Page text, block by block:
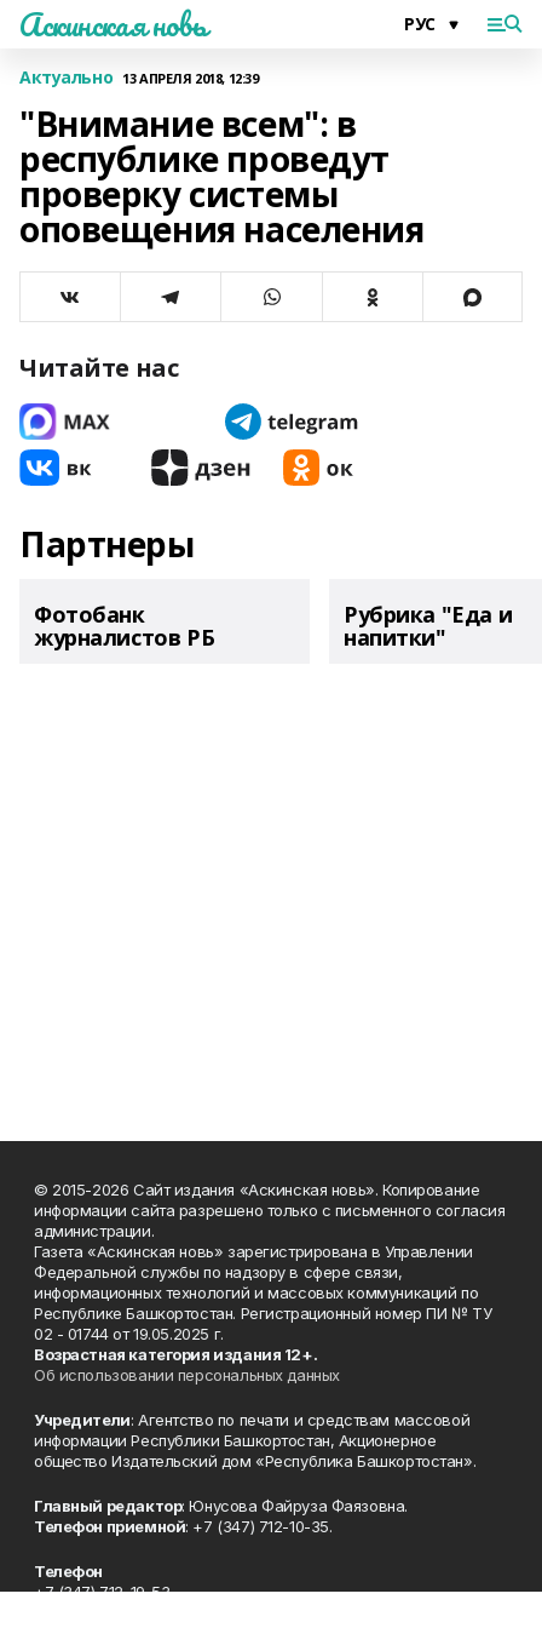
Аскинская новь
Актуально 13 АПРЕЛЯ 2018, 12:39
"Внимание всем": в
республике проведут
проверку системы
оповещения населения
Читайте нас
Партнеры
Фотобанк
журналистов РБ
Рубрика "Еда и
напитки"
© 2015-2026 Сайт издания «Аскинская новь». Копирование
информации сайта разрешено только с письменного согласия
администрации.
Газета «Аскинская новь» зарегистрирована в Управлении
Федеральной службы по надзору в сфере связи,
информационных технологий и массовых коммуникаций по
Республике Башкортостан. Регистрационный номер ПИ № ТУ
02 - 01744 от 19.05.2025 г.
Возрастная категория издания 12+.
Об использовании персональных данных
Учредители: Агентство по печати и средствам массовой
информации Республики Башкортостан, Акционерное
общество Издательский дом «Республика Башкортостан».
Главный редактор: Юнусова Файруза Фаязовна.
Телефон приемной: +7 (347) 712-10-35.
Телефон
+7 (347) 712-19-53